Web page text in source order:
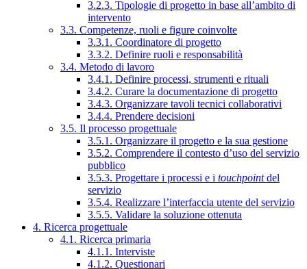
3.2.3. Tipologie di progetto in base all’ambito di
intervento
3.3. Competenze, ruoli e figure coinvolte
3.3.1. Coordinatore di progetto
3.3.2. Definire ruoli e responsabilità
3.4. Metodo di lavoro
3.4.1. Definire processi, strumenti e rituali
3.4.2. Curare la documentazione di progetto
3.4.3. Organizzare tavoli tecnici collaborativi
3.4.4. Prendere decisioni
3.5. Il processo progettuale
3.5.1. Organizzare il progetto e la sua gestione
3.5.2. Comprendere il contesto d’uso del servizio
pubblico
3.5.3. Progettare i processi e i touchpointdel
servizio
3.5.4. Realizzare l’interfaccia utente del servizio
3.5.5. Validare la soluzione ottenuta
4. Ricerca progettuale
4.1. Ricerca primaria
4.1.1. Interviste
4.1.2. Questionari